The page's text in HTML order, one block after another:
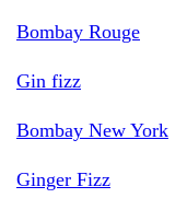
Bombay Rouge
Gin fizz
Bombay New York
Ginger Fizz